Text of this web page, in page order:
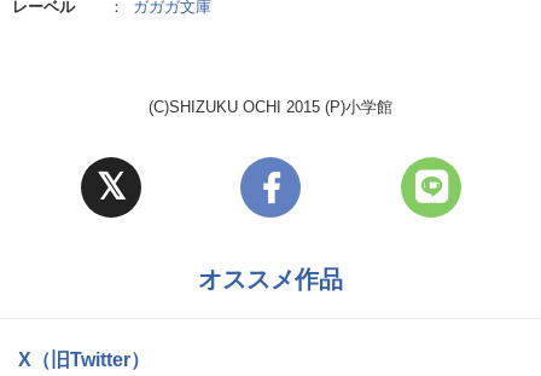
レーベル ： ガガガ文庫
(C)SHIZUKU OCHI 2015 (P)小学館
オススメ作品
X（旧Twitter）